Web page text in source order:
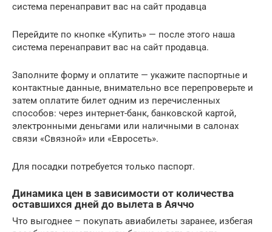
система перенаправит вас на сайт продавца
Перейдите по кнопке «Купить» — после этого наша
система перенаправит вас на сайт продавца.
Заполните форму и оплатите — укажите паспортные и
контактные данные, внимательно все перепроверьте и
затем оплатите билет одним из перечисленных
способов: через интернет-банк, банковской картой,
электронными деньгами или наличными в салонах
связи «Связной» или «Евросеть».
Для посадки потребуется только паспорт.
Динамика цен в зависимости от количества
оставшихся дней до вылета в Аяччо
Что выгоднее – покупать авиабилеты заранее, избегая